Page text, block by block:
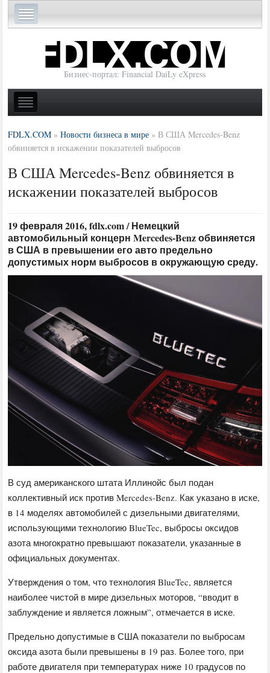
Бизнес-портал: Financial DaiLy eXpress
FDLX.COM »Новости бизнеса в мире »В США Mercedes-Benz
обвиняется в искажении показателей выбросов
В США Mercedes-Benz обвиняется в
искажении показателей выбросов
19 февраля 2016, fdlx.com / Немецкий
автомобильный концерн Mercedes-Benz обвиняется
в США в превышении его авто предельно
допустимых норм выбросов в окружающую среду.
В суд американского штата Иллинойс был подан
коллективный иск против Mercedes-Benz. Как указано в иске,
в 14 моделях автомобилей с дизельными двигателями,
использующими технологию BlueTec, выбросы оксидов
азота многократно превышают показатели, указанные в
официальных документах.
Утверждения о том, что технология BlueTec, является
наиболее чистой в мире дизельных моторов, “вводит в
заблуждение и является ложным”, отмечается в иске.
Предельно допустимые в США показатели по выбросам
оксида азота были превышены в 19 раз. Более того, при
работе двигателя при температурах ниже 10 градусов по